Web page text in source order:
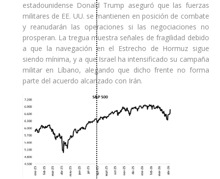
estadounidense Donald Trump aseguró que las fuerzas
militares de EE. UU. se mantienen en posición de combate
y reanudarán las operaciones si las negociaciones no
prosperan. La tregua muestra señales de fragilidad debido
a que la navegación en el Estrecho de Hormuz sigue
siendo mínima, y a que Israel ha intensificado su campaña
militar en Líbano, alegando que dicho frente no forma
parte del acuerdo alcanzado con Irán.